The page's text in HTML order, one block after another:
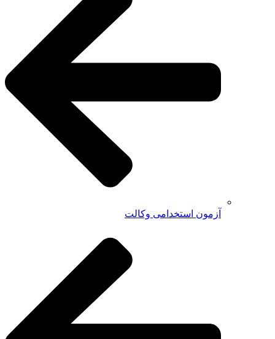
آزمون استخدامی وکالت